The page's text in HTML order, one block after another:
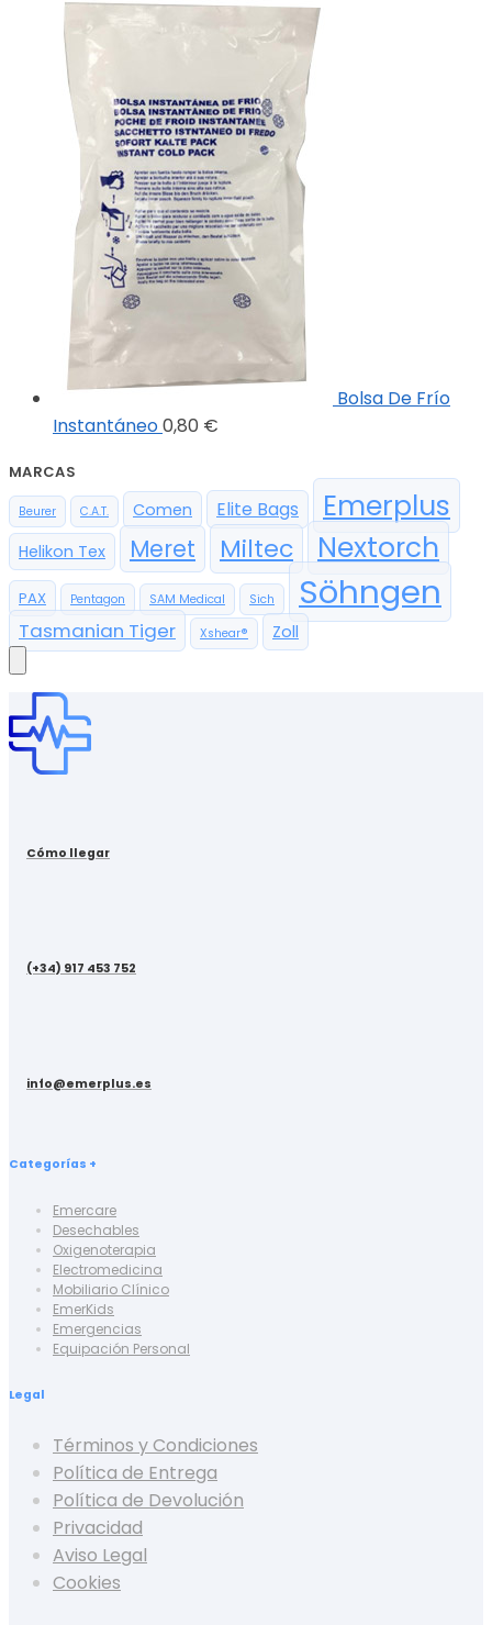
Bolsa De Frío
Instantáneo0,80 €
MARCAS
Beurer C.A.T. Comen Elite Bags Emerplus
Helikon Tex Meret Miltec Nextorch
PAX Pentagon SAM Medical Sich Söhngen
Tasmanian Tiger Xshear® Zoll
Cómo llegar
(+34) 917 453 752
info@emerplus.es
Categorías +
Emercare
Desechables
Oxigenoterapia
Electromedicina
Mobiliario Clínico
EmerKids
Emergencias
Equipación Personal
Legal
Términos y Condiciones
Política de Entrega
Política de Devolución
Privacidad
Aviso Legal
Cookies